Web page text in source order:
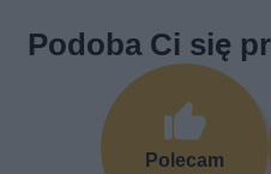
Podoba Ci się
Polecam